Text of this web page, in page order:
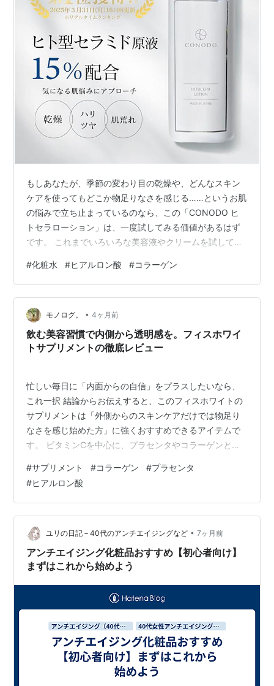
もしあなたが、季節の変わり目の乾燥や、どんなスキン
ケアを使ってもどこか物足りなさを感じる……というお肌
の悩みで立ち止まっているのなら、この「CONODO ヒ
トセラローション」は、一度試してみる価値があるはず
です。 これまでいろいろな美容液やクリームを試してき
も」と思えるほど、シンプルながらも確かな実力を感じ
ています。毎日鏡を見るのが少し楽しみになる、そんな
丁寧なスキンケアを叶えてくれる一本のご紹介です。 ↓
今すぐチェックする↓ ★最大1000円OFF★【CONODO
公式】 化粧水 セラミド ヒト型セラミド CICA配合 原液
15% 保湿 高濃…
#化粧水 #ヒアルロン酸 #コラーゲン
モノログ。 • 4ヶ月前
飲む美容習慣で内側から透明感を。フィスホワイ
トサプリメントの徹底レビュー
忙しい毎日に「内面からの自信」をプラスしたいなら、
これ一択 結論からお伝えすると、このフィスホワイトの
サプリメントは「外側からのスキンケアだけでは物足り
なさを感じ始めた方」に強くおすすめできるアイテムで
す。 ビタミンCを中心に、プラセンタやコラーゲンとい
内製造という安心感があります。1日2粒という手軽さで
続けやすく、鏡を見るのが少しずつ楽しみになるよう
な、前向きなセルフケアを支えてくれる存在です。 ↓今
すぐチェックする↓ サプリ ビタミンC サプリメントフィ
ス ホワイト 「 飲む コラーゲン プラセンタ ヒアルロン酸
配合 」「 日本製 1日2…
#サプリメント #コラーゲン #プラセンタ
#ヒアルロン酸
ユリの日記－40代のアンチエイジングなど • 7ヶ月前
アンチエイジング化粧品おすすめ【初心者向け】
まずはこれから始めよう